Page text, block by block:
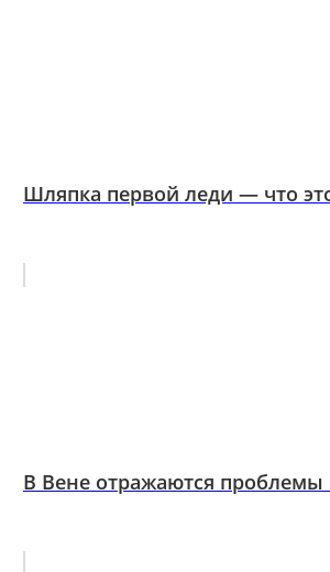
Шляпка первой леди — что
В Вене отражаются проблемы